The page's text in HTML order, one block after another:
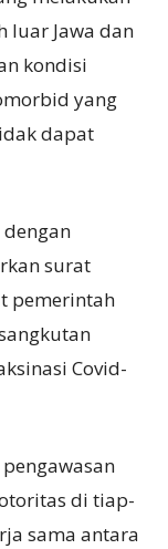
luar Jawa dan
kondisi
yang
dapat
surat
pemerintah
Covid-
di tiap-
sama antara